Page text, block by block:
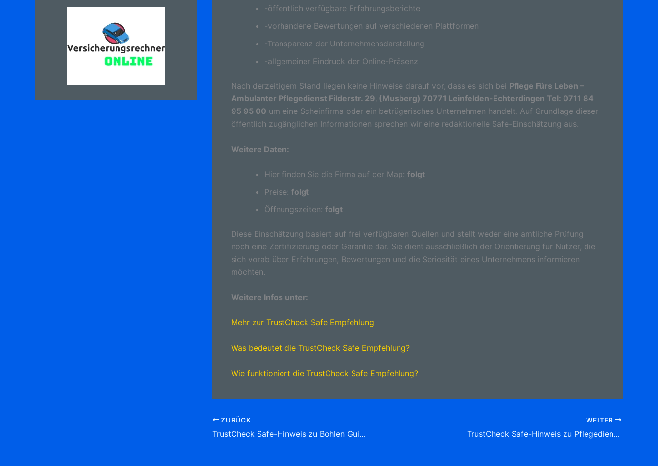
-öffentlich verfügbare Erfahrungsberichte
-vorhandene Bewertungen auf verschiedenen Plattformen
-Transparenz der Unternehmensdarstellung
-allgemeiner Eindruck der Online-Präsenz
Nach derzeitigem Stand liegen keine Hinweise darauf vor, dass es sich bei Pflege Fürs Leben –
Ambulanter Pflegedienst Filderstr. 29, (Musberg) 70771 Leinfelden-Echterdingen Tel: 0711 84
95 95 00 um eine Scheinfirma oder ein betrügerisches Unternehmen handelt. Auf Grundlage dieser
öffentlich zugänglichen Informationen sprechen wir eine redaktionelle Safe-Einschätzung aus.
Weitere Daten:
Hier finden Sie die Firma auf der Map: folgt
Preise: folgt
Öffnungszeiten: folgt
Diese Einschätzung basiert auf frei verfügbaren Quellen und stellt weder eine amtliche Prüfung
noch eine Zertifizierung oder Garantie dar. Sie dient ausschließlich der Orientierung für Nutzer, die
sich vorab über Erfahrungen, Bewertungen und die Seriosität eines Unternehmens informieren
möchten.
Weitere Infos unter:
Mehr zur TrustCheck Safe Empfehlung
Was bedeutet die TrustCheck Safe Empfehlung?
Wie funktioniert die TrustCheck Safe Empfehlung?
ZURÜCK
TrustCheck Safe-Hinweis zu Bohlen Guido KFZ-Sachverst. , An der Merch 2, 66557 Illingen Tel: 06825 4 80 40 Sachverständige
WEITER
TrustCheck Safe-Hinweis zu Pflegedienst Lerch Tobias Lerch Gutenzeller Str. 21, 88477 Schwendi Tel: 07353 9 83 96 39